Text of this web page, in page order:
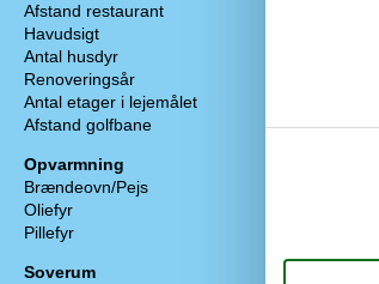
Afstand restaurant
Havudsigt
Antal husdyr
Renoveringsår
Antal etager i lejemålet
Afstand golfbane
14 km
Opvarmning
Brændeovn/Pejs
Oliefyr
Pillefyr
Soverum